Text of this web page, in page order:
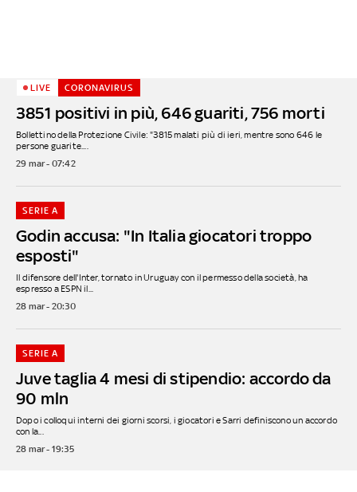
3851 positivi in più, 646 guariti, 756 morti
LIVE CORONAVIRUS
Bollettino della Protezione Civile: "3815 malati più di ieri, mentre sono 646 le
persone guarite....
29 mar - 07:42
Godin accusa: "In Italia giocatori troppo
esposti"
SERIE A
Il difensore dell'Inter, tornato in Uruguay con il permesso della società, ha
espresso a ESPN il...
28 mar - 20:30
Juve taglia 4 mesi di stipendio: accordo da
90 mln
SERIE A
Dopo i colloqui interni dei giorni scorsi, i giocatori e Sarri definiscono un accordo
con la...
28 mar - 19:35